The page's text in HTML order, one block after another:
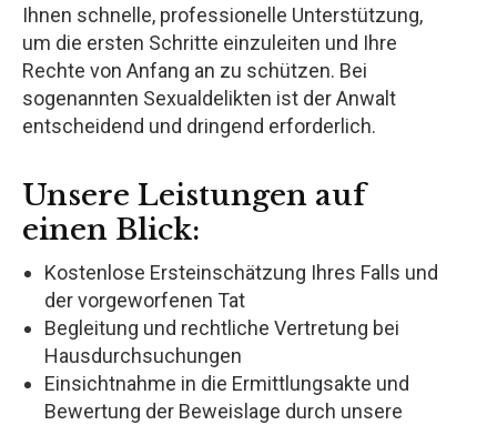
Ihnen schnelle, professionelle Unterstützung,
um die ersten Schritte einzuleiten und Ihre
Rechte von Anfang an zu schützen. Bei
sogenannten Sexualdelikten ist der Anwalt
entscheidend und dringend erforderlich.
Unsere Leistungen auf
einen Blick:
Kostenlose Ersteinschätzung Ihres Falls und
der vorgeworfenen Tat
Begleitung und rechtliche Vertretung bei
Hausdurchsuchungen
Einsichtnahme in die Ermittlungsakte und
Bewertung der Beweislage durch unsere